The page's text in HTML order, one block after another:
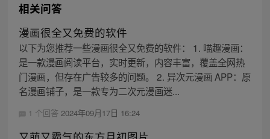
相关问答
漫画很全又免费的软件
以下为您推荐一些漫画很全又免费的软件： 1. 喵趣漫画：
是一款漫画阅读平台，实时更新，内容丰富，覆盖全网热
门漫画，但存在广告较多的问题。 2. 异次元漫画 APP：原
名漫画铺子，是一款专为二次元漫画迷...
1 个回答 2024年09月17日 16:24